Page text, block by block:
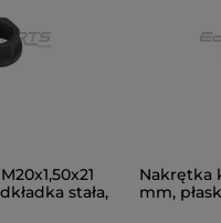
stała,
Nakrętka
mm,